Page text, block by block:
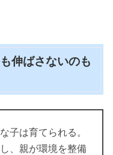
伸ばさないのも
子は育てられる。
、親が環境を整備